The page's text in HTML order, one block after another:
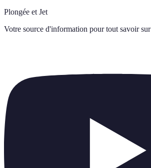
Plongée et Jet
Votre source d'information pour tout savoir sur